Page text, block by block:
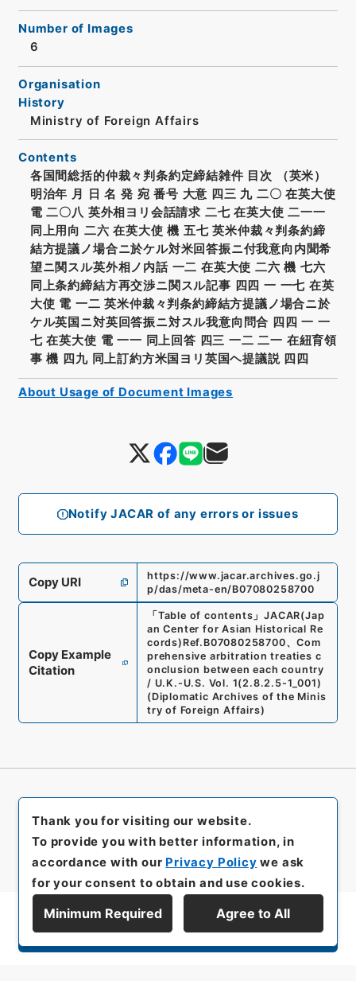
Notify JACAR of any errors or issues
Number of Images
6
Organisation
History
Ministry of Foreign Affairs
Contents
各国間総括的仲裁々判条約定締結雑件 目次 （英米）
明治年 月 日 名 発 宛 番号 大意 四三 九 二〇 在英大使
電 二〇八 英外相ヨリ会話請求 二七 在英大使 二一一
同上用向 二六 在英大使 機 五七 英米仲裁々判条約締
結方提議ノ場合ニ於ケル対米回答振ニ付我意向内聞希
望ニ関スル英外相ノ内話 一二 在英大使 二六 機 七六
同上条約締結方再交渉ニ関スル記事 四四 一 一七 在英
大使 電 一二 英米仲裁々判条約締結方提議ノ場合ニ於
ケル英国ニ対英回答振ニ対スル我意向問合 四四 一 一
七 在英大使 電 一一 同上回答 四三 一二 二一 在紐育領
事 機 四九 同上訂約方米国ヨリ英国ヘ提議説 四四
Copy URI
https://www.jacar.archives.go.j
p/das/meta-en/B07080258700
Copy Example
Citation
「 Table of contents 」JACAR(Jap
an Center for Asian Historical Re
cords) Ref. B07080258700、Com
prehensive arbitration treaties c
onclusion between each country
/ U.K.-U.S. Vol. 1(2.8.2.5-1_001)
(Diplomatic Archives of the Minis
try of Foreign Affairs)
About Usage of Document Images
Display Series Hierarchy
Thank you for visiting our website.
To provide you with better information, in
accordance with our Privacy Policy we ask
for your consent to obtain and use cookies.
Minimum Required Agree to All